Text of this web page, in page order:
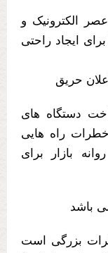
الکترونیک و
برای ایجاد راحتی
دستگاه های
خطرات راه هایی
بازار برای
باشد
بزرگی است